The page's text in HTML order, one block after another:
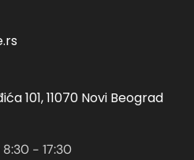
101, 11070 Novi Beograd
8:30 - 17:30